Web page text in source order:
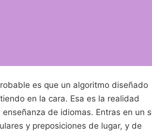
es que un algoritmo diseñado
en la cara. Esa es la realidad
de idiomas. Entras en un
y preposiciones de lugar, y de